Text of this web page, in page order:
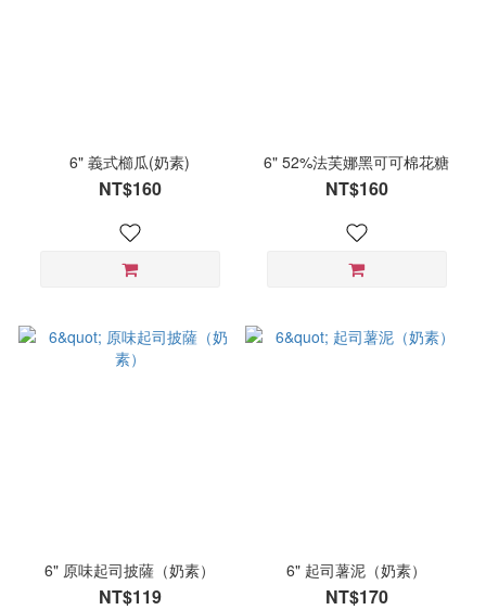
6" 義式櫛瓜(奶素)
NT$160
6" 52%法芙娜黑可可棉花糖
NT$160
6" 原味起司披薩（奶素）
NT$119
6" 起司薯泥（奶素）
NT$170